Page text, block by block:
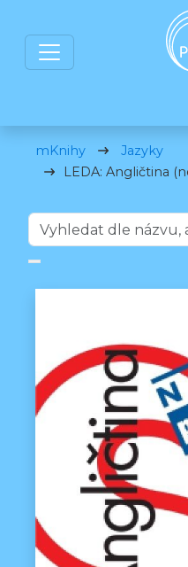
mKnihy
Jazyky
LEDA: Angličtina